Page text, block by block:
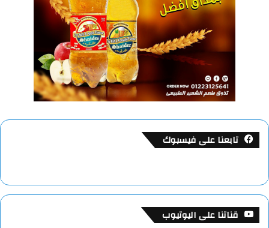
تابعنا على فيسبوك
قناتنا على اليوتيوب